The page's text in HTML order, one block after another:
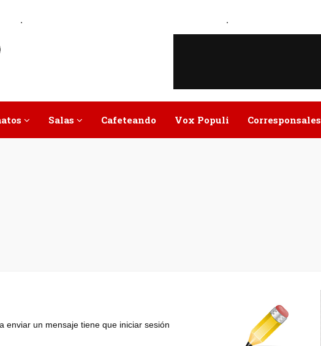
. .
Salas Cafeteando Vox Populi Corresponsales
enviar un mensaje tiene que iniciar sesión